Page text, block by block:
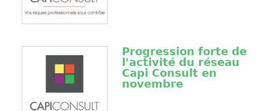
Progression forte de
l'activité du réseau
Capi Consult en
novembre